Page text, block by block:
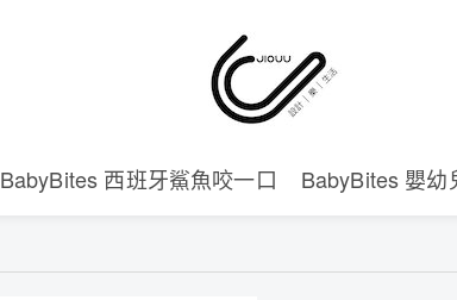
BabyBites 西班牙鯊魚咬一口 BabyBites 嬰幼